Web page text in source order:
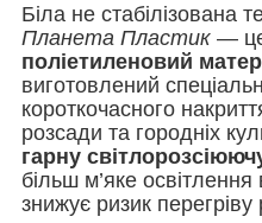
Біла не стабілізована
Планета Пластик —
поліетиленовий
виготовлений
короткочасного
розсади та городніх
гарну
більш м’яке освітлення
знижує ризик перегріву